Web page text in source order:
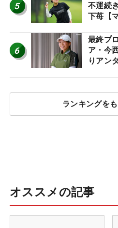
5
不運続
下苺【
6
最終プ
ア・今
りアン
ランキングを
オススメの記事